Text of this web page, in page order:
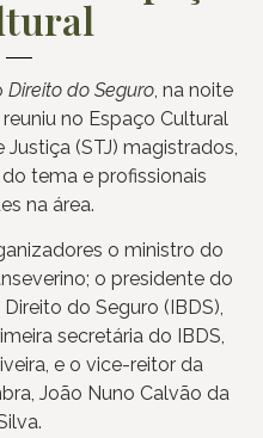
Direito do Seguro, na noite
no Espaço Cultural
(STJ) magistrados,
tema e profissionais
na área.
o ministro do
o presidente do
do Seguro (IBDS),
secretária do IBDS,
e o vice-reitor da
João Nuno Calvão da